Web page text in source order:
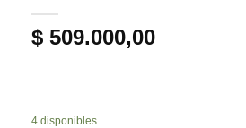
$509.000,00
4 disponibles